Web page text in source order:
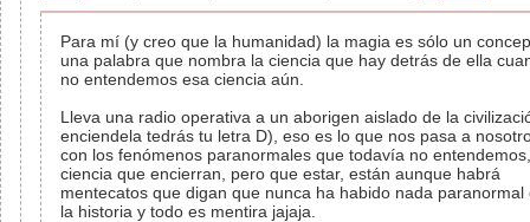
Para mí (y creo que la humanidad) la magia es sólo un
una palabra que nombra la ciencia que hay detrás de ella
no entendemos esa ciencia aún.
Lleva una radio operativa a un aborigen aislado de la
enciendela tedrás tu letra D), eso es lo que nos pasa a
con los fenómenos paranormales que todavía no
ciencia que encierran, pero que estar, están aunque habrá
mentecatos que digan que nunca ha habido nada paranormal
la historia y todo es mentira jajaja.